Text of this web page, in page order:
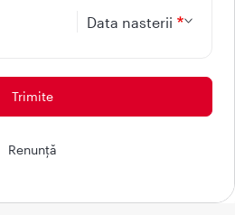
Data nasterii
Renunţă